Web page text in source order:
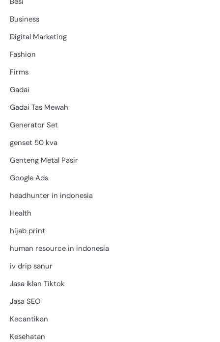
Business
Digital Marketing
Fashion
Firms
Gadai
Gadai Tas Mewah
Generator Set
genset 50 kva
Genteng Metal Pasir
Google Ads
headhunter in indonesia
Health
hijab print
human resource in indonesia
iv drip sanur
Jasa Iklan Tiktok
Jasa SEO
Kecantikan
Kesehatan